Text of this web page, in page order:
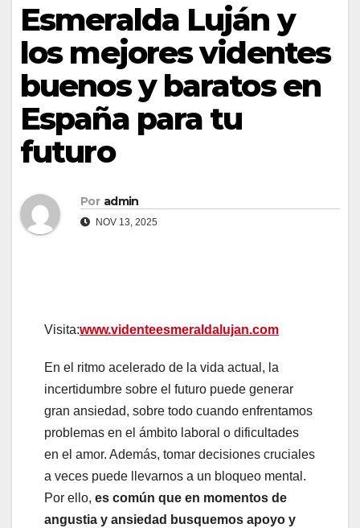
Esmeralda Luján y
los mejores videntes
buenos y baratos en
España para tu
futuro
Por admin
NOV 13, 2025
Visita:www.videnteesmeraldalujan.com
En el ritmo acelerado de la vida actual, la
incertidumbre sobre el futuro puede generar
gran ansiedad, sobre todo cuando enfrentamos
problemas en el ámbito laboral o dificultades
en el amor. Además, tomar decisiones cruciales
a veces puede llevarnos a un bloqueo mental.
Por ello, es común que en momentos de
angustia y ansiedad busquemos apoyo y